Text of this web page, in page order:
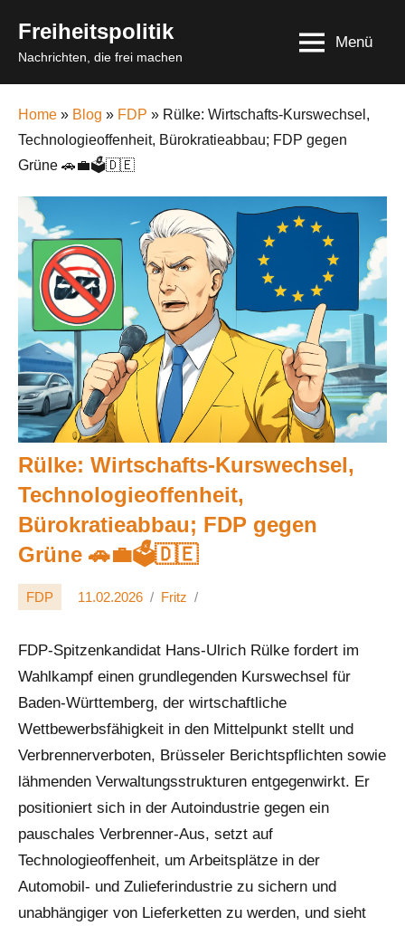
content
Freiheitspolitik
Nachrichten, die frei machen
Menü
Home » Blog » FDP » Rülke: Wirtschafts‑Kurswechsel,
Technologieoffenheit, Bürokratieabbau; FDP gegen
Grüne 🚗💼🗳️🇩🇪
Rülke: Wirtschafts‑Kurswechsel,
Technologieoffenheit,
Bürokratieabbau; FDP gegen
Grüne 🚗💼🗳️🇩🇪
FDP 11.02.2026 Fritz
FDP-Spitzenkandidat Hans-Ulrich Rülke fordert im
Wahlkampf einen grundlegenden Kurswechsel für
Baden-Württemberg, der wirtschaftliche
Wettbewerbsfähigkeit in den Mittelpunkt stellt und
Verbrennerverboten, Brüsseler Berichtspflichten sowie
lähmenden Verwaltungsstrukturen entgegenwirkt. Er
positioniert sich in der Autoindustrie gegen ein
pauschales Verbrenner-Aus, setzt auf
Technologieoffenheit, um Arbeitsplätze in der
Automobil- und Zulieferindustrie zu sichern und
unabhängiger von Lieferketten zu werden, und sieht